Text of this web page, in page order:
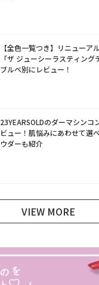
【全色一覧つき】リニューア
「ザ ジューシーラスティング
ブルベ別にレビュー！
23YEARSOLDのダーマシンコ
ビュー！肌悩みにあわせて選
ウダーも紹介
VIEW MORE